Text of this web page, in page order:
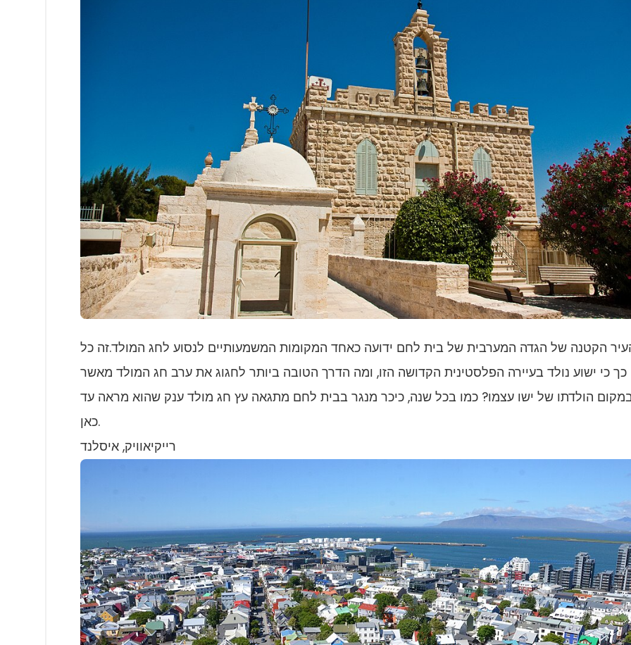
הקטנה של הגדה המערבית של בית לחם ידועה כאחד המקומות המשמעותיים לנסוע לחג המולד.זה כל
כך כי ישוע נולד בעיירה הפלסטינית הקדושה הזו, ומה הדרך הטובה ביותר לחגוג את ערב חג המולד מאשר
הולדתו של ישו עצמו? כמו בכל שנה, כיכר מנגר בבית לחם מתגאה עץ חג מולד ענק שהוא מראה עד
כאן.
רייקיאוויק, איסלנד